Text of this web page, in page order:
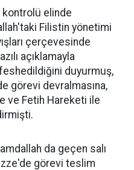
kontrolü elinde
Filistin yönetimi
çerçevesinde
açıklamayla
duyurmuş,
görevi devralmasına,
ve Fetih Hareketi ile
da geçen salı
görevi teslim